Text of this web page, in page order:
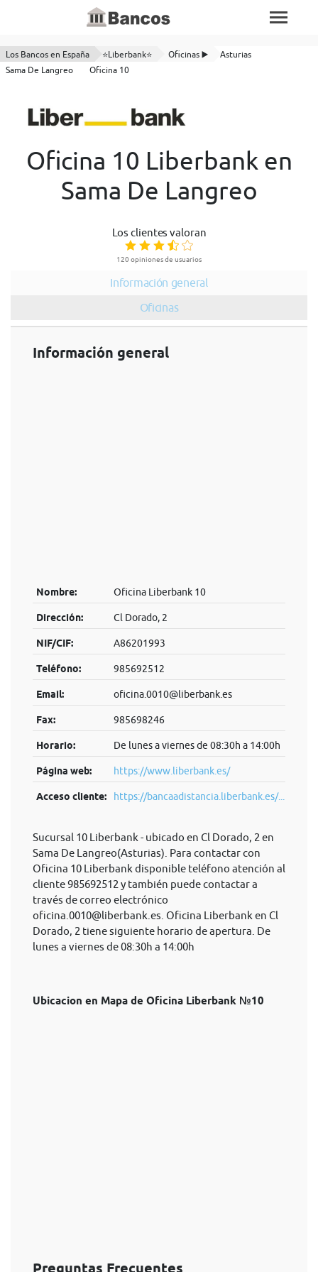
Los Bancos en España ⭐Liberbank⭐ Oficinas ▶️
Asturias
Sama De Langreo
Oficina 10
Oficina 10 Liberbank en
Sama De Langreo
Los clientes valoran
120 opiniones de usuarios
Información general
Oficinas
Información general
Nombre: Oficina Liberbank 10
Dirección: Cl Dorado, 2
NIF/CIF: A86201993
Teléfono: 985692512
Email: oficina.0010@liberbank.es
Fax: 985698246
Horario: De lunes a viernes de 08:30h a 14:00h
Página web: https://www.liberbank.es/
Acceso cliente: https://bancaadistancia.liberbank.es/...
Sucursal 10 Liberbank - ubicado en Cl Dorado, 2 en
Sama De Langreo(Asturias). Para contactar con
Oficina 10 Liberbank disponible teléfono atención al
cliente 985692512 y también puede contactar a
través de correo electrónico
oficina.0010@liberbank.es . Oficina Liberbank en Cl
Dorado, 2 tiene siguiente horario de apertura. De
lunes a viernes de 08:30h a 14:00h
Ubicacion en Mapa de Oficina Liberbank №10
Preguntas Frecuentes